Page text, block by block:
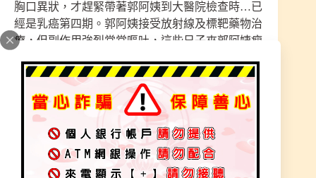
胸口異狀，才趕緊帶著郭阿姨到大醫院檢查時…已
經是乳癌第四期。郭阿姨接受放射線及標靶藥物治
療，但副作用強烈常常嘔吐，這些日子來郭阿姨瘦
燒到醫院急診，經醫生診斷病毒感染(肺炎)，進加
護病房治療，7/12心跳停止。
三子對於郭阿姨病毒感染去世相伴隨強烈罪惡感、
情緒悲慟，三子哭著說「媽媽眼睛閉起來那刻，我